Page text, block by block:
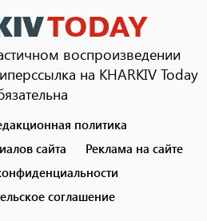
воспроизведении
на KHARKIV Today
политика
сайта
Реклама на сайте
соглашение